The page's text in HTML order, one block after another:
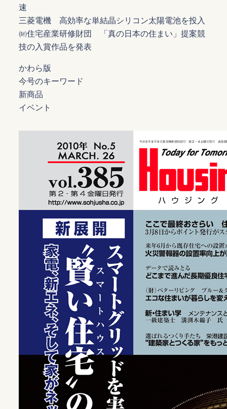
速
三菱電機 高効率な単結晶シリコン太陽電池を投入
㈶住宅産業研修財団 「真の日本の住まい」提案競
技の入賞作品を発表
かわら版
今号のキーワード
新商品
イベント